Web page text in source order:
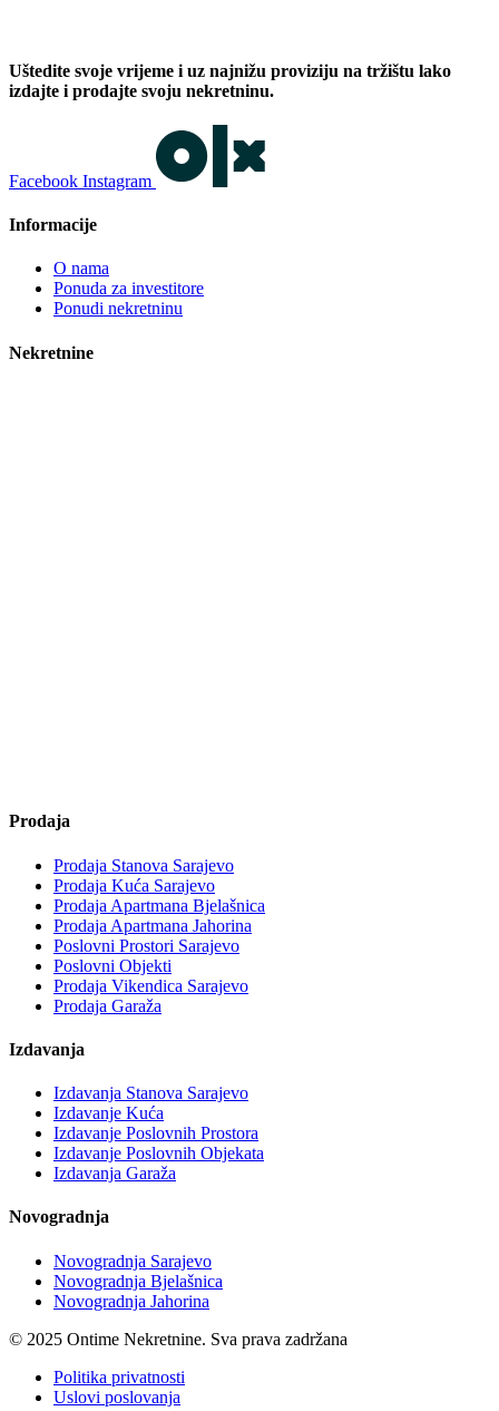
Uštedite svoje vrijeme i uz najnižu proviziju na tržištu lako
izdajte i prodajte svoju nekretninu.
Facebook Instagram
Informacije
O nama
Ponuda za investitore
Ponudi nekretninu
Nekretnine
Prodaja
Prodaja Stanova Sarajevo
Prodaja Kuća Sarajevo
Prodaja Apartmana Bjelašnica
Prodaja Apartmana Jahorina
Poslovni Prostori Sarajevo
Poslovni Objekti
Prodaja Vikendica Sarajevo
Prodaja Garaža
Izdavanja
Izdavanja Stanova Sarajevo
Izdavanje Kuća
Izdavanje Poslovnih Prostora
Izdavanje Poslovnih Objekata
Izdavanja Garaža
Novogradnja
Novogradnja Sarajevo
Novogradnja Bjelašnica
Novogradnja Jahorina
© 2025 Ontime Nekretnine. Sva prava zadržana
Politika privatnosti
Uslovi poslovanja